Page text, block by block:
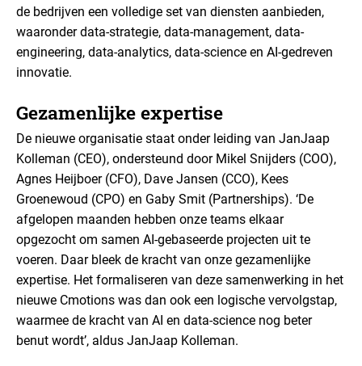
de bedrijven een volledige set van diensten aanbieden,
waaronder data-strategie, data-management, data-
engineering, data-analytics, data-science en AI-gedreven
innovatie.
Gezamenlijke expertise
De nieuwe organisatie staat onder leiding van JanJaap
Kolleman (CEO), ondersteund door Mikel Snijders (COO),
Agnes Heijboer (CFO), Dave Jansen (CCO), Kees
Groenewoud (CPO) en Gaby Smit (Partnerships). ‘De
afgelopen maanden hebben onze teams elkaar
opgezocht om samen AI-gebaseerde projecten uit te
voeren. Daar bleek de kracht van onze gezamenlijke
expertise. Het formaliseren van deze samenwerking in het
nieuwe Cmotions was dan ook een logische vervolgstap,
waarmee de kracht van AI en data-science nog beter
benut wordt’, aldus JanJaap Kolleman.